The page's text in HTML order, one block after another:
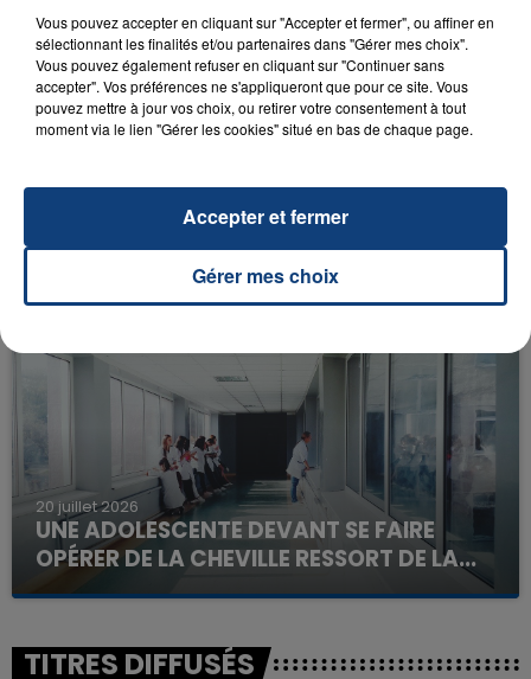
INCENDIE MORTEL À LENS : UNE FEMME ET
SON BÉBÉ ENTRE LA VIE ET LA...
Un homme s'est immolé par le feu après avoir
d'un liquide inflammable.
20 juillet 2026
UNE ADOLESCENTE DEVANT SE FAIRE
OPÉRER DE LA CHEVILLE RESSORT DE LA...
La famille a porté plainte contre la clinique qui a
excuses.
TITRES DIFFUSÉS
Vous pouvez accepter en cliquant sur "Accepter et fermer", ou affiner en
sélectionnant les finalités et/ou partenaires dans "Gérer mes choix".
Vous pouvez également refuser en cliquant sur "Continuer sans
accepter". Vos préférences ne s'appliqueront que pour ce site. Vous
pouvez mettre à jour vos choix, ou retirer votre consentement à tout
moment via le lien "Gérer les cookies" situé en bas de chaque page.
Gérer mes choix
Accepter et fermer